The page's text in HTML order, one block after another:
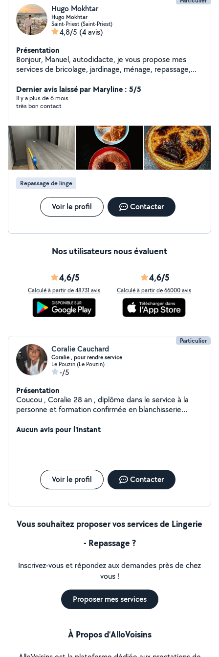
Hugo Mokhtar
Hugo Mokhtar
Saint-Priest (Saint-Priest)
4,8/5 (4 avis)
Présentation
Bonjour, Manuel, autodidacte, je vous propose mes
services de bricolage, jardinage, ménage, repassage,
d'intérieur.
Dernier avis laissé par Maryline : 5/5
Il y a plus de 6 mois
très bon contact
Repassage de linge
Voir le profil Contacter
Nos utilisateurs nous évaluent
4,6/5
Calculé à partir de 48731 avis
4,6/5
Calculé à partir de 66000 avis
Particulier
Coralie Cauchard
Coralie , pour rendre service
Le Pouzin (Le Pouzin)
-/5
Présentation
Coucou , Coralie 28 an , diplôme dans le service à la
personne et formation confirmée en blanchisserie
particulier et Professionnel
Aucun avis pour l'instant
Voir le profil Contacter
Vous souhaitez proposer vos services de Lingerie
- Repassage ?
Inscrivez-vous et répondez aux demandes près de chez
vous !
Proposer mes services
À Propos d’AlloVoisins